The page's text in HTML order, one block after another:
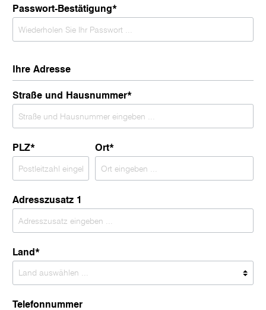
Passwort-Bestätigung*
Ihre Adresse
Straße und Hausnummer*
PLZ* Ort*
Adresszusatz 1
Land*
Telefonnummer